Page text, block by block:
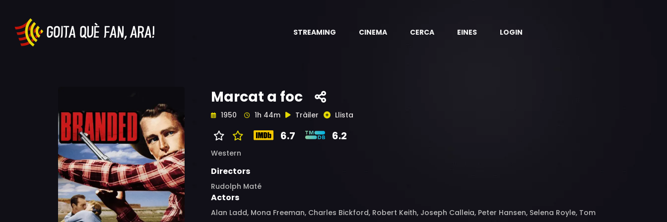
STREAMING CINEMA CERCA EINES LOGIN
Marcat a foc
1950 1h 44m Tràiler Llista
6.7 6.2
Western
Directors
Rudolph Maté
Actors
Alan Ladd, Mona Freeman, Charles Bickford, Robert Keith, Joseph Calleia, Peter Hansen, Selena Royle, Tom